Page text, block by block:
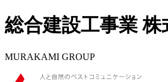
総合建設工事業
MURAKAMI GROUP